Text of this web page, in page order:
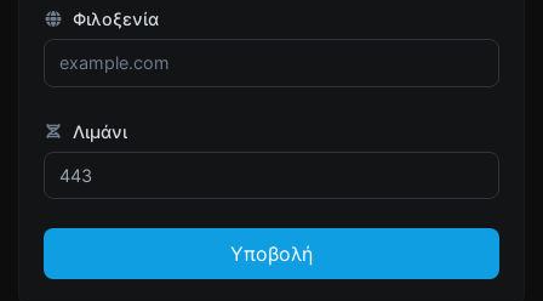
Φιλοξενία
Λιμάνι
Υποβολή